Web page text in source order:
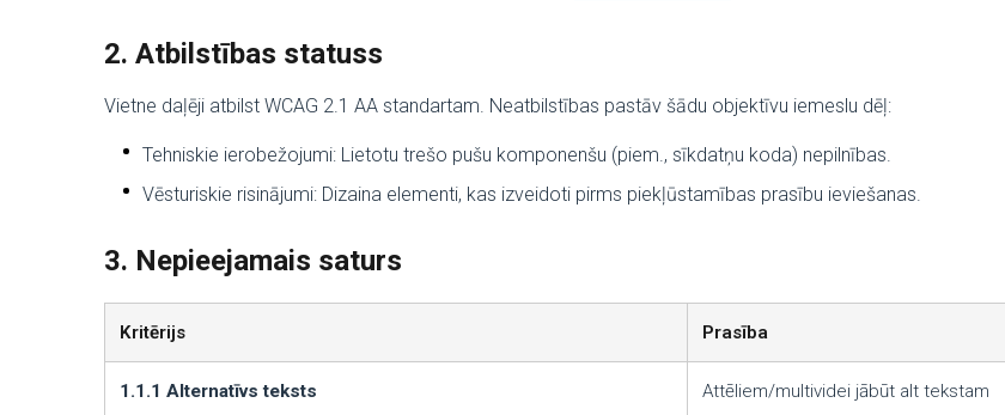
2. Atbilstības statuss
Vietne daļēji atbilst WCAG 2.1 AA standartam. Neatbilstības pastāv šādu objektīvu iemeslu dēļ:
Tehniskie ierobežojumi: Lietotu trešo pušu komponenšu (piem., sīkdatņu koda) nepilnības.
Vēsturiskie risinājumi: Dizaina elementi, kas izveidoti pirms piekļūstamības prasību ieviešanas.
3. Nepieejamais saturs
Kritērijs Prasība
1.1.1 Alternatīvs teksts Attēliem/multividei jābūt alt tekstam